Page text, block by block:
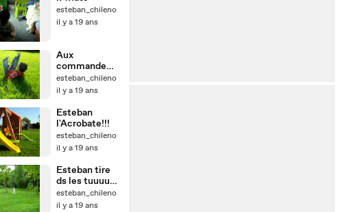
esteban_chileno
il y a 19 ans
Aux
commandem
ent mon petit
Soldat hihi
esteban_chileno
il y a 19 ans
Esteban
l'Acrobate!!!
esteban_chileno
il y a 19 ans
Esteban tire
ds les tuuuut
a papa
esteban_chileno
il y a 19 ans